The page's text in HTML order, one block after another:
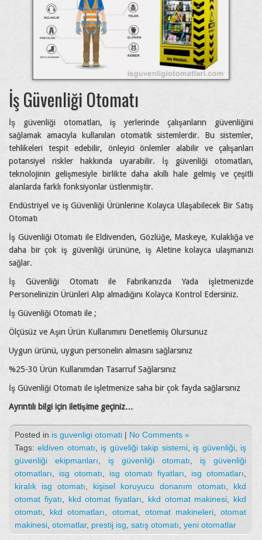
İş Güvenliği Otomatı
İş güvenliği otomatları, iş yerlerinde çalışanların güvenliğini
sağlamak amacıyla kullanılan otomatik sistemlerdir. Bu sistemler,
tehlikeleri tespit edebilir, önleyici önlemler alabilir ve çalışanları
potansiyel riskler hakkında uyarabilir. İş güvenliği otomatları,
teknolojinin gelişmesiyle birlikte daha akıllı hale gelmiş ve çeşitli
alanlarda farklı fonksiyonlar üstlenmiştir.
Endüstriyel ve iş Güvenliği Ürünlerine Kolayca Ulaşabilecek Bir Satış
Otomatı
İş Güvenliği Otomatı ile Eldivenden, Gözlüğe, Maskeye, Kulaklığa ve
daha bir çok iş güvenliği ürününe, iş Aletine kolayca ulaşmanızı
sağlar.
İş Güvenliği Otomatı ile Fabrikanızda Yada işletmenizde
Personelinizin Ürünleri Alıp almadığını Kolayca Kontrol Edersiniz.
İş Güvenliği Otomatı ile ;
Ölçüsüz ve Aşırı Ürün Kullanımını Denetlemiş Olursunuz
Uygun ürünü, uygun personelin almasını sağlarsınız
%25-30 Ürün Kullanımdan Tasarruf Sağlarsınız
İş Güvenliği Otomatı ile işletmenize saha bir çok fayda sağlarsınız
Ayrıntılı bilgi için iletişime geçiniz…
Posted in is guvenligi otomati | No Comments »
Tags:eldiven otomatı, iş güveliği takip sistemi, iş güvenliği, iş
güvenliği ekipmanları, iş güvenliği otomatı, iş güvenliği
otomatları, isg otomatı, isg otomatı fiyatları, isg otomatları,
kiralık isg otomatı, kişisel koruyucu donanım otomatı, kkd
otomat fiyatı, kkd otomat fiyatları, kkd otomat makinesi, kkd
otomatı, kkd otomatları, otomat, otomat makineleri,otomat
makinesi, otomatlar, prestij isg, satış otomatı, yeni otomatlar